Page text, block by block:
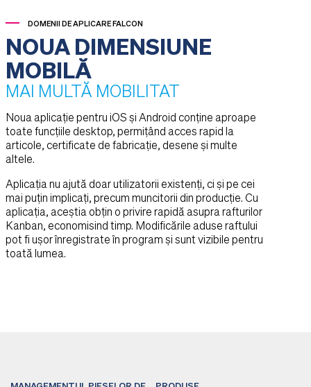
DOMENII DE APLICARE FALCON
NOUA DIMENSIUNE
MOBILĂ
MAI MULTĂ MOBILITAT
Noua aplicație pentru iOS și Android conține aproape
toate funcțiile desktop, permițând acces rapid la
articole, certificate de fabricație, desene și multe
altele.
Aplicația nu ajută doar utilizatorii existenți, ci și pe cei
mai puțin implicați, precum muncitorii din producție. Cu
aplicația, aceștia obțin o privire rapidă asupra rafturilor
Kanban, economisind timp. Modificările aduse raftului
pot fi ușor înregistrate în program și sunt vizibile pentru
toată lumea.